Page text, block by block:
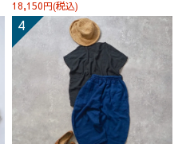
18,150円(税込)